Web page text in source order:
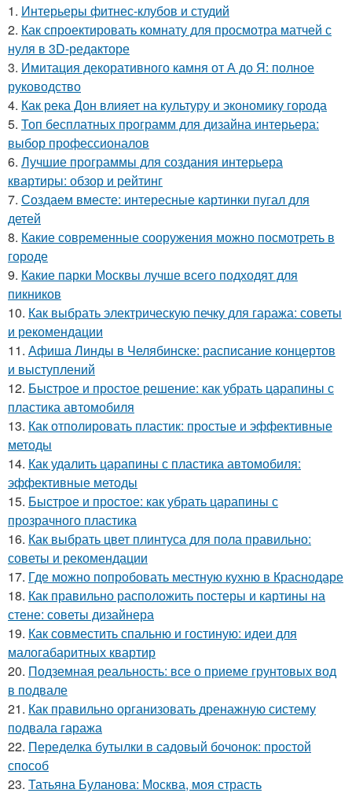
1. Интерьеры фитнес-клубов и студий
2. Как спроектировать комнату для просмотра матчей с
нуля в 3D-редакторе
3. Имитация декоративного камня от А до Я: полное
руководство
4. Как река Дон влияет на культуру и экономику города
5. Топ бесплатных программ для дизайна интерьера:
выбор профессионалов
6. Лучшие программы для создания интерьера
квартиры: обзор и рейтинг
7. Создаем вместе: интересные картинки пугал для
детей
8. Какие современные сооружения можно посмотреть в
городе
9. Какие парки Москвы лучше всего подходят для
пикников
10. Как выбрать электрическую печку для гаража: советы
и рекомендации
11. Афиша Линды в Челябинске: расписание концертов
и выступлений
12. Быстрое и простое решение: как убрать царапины с
пластика автомобиля
13. Как отполировать пластик: простые и эффективные
методы
14. Как удалить царапины с пластика автомобиля:
эффективные методы
15. Быстрое и простое: как убрать царапины с
прозрачного пластика
16. Как выбрать цвет плинтуса для пола правильно:
советы и рекомендации
17. Где можно попробовать местную кухню в Краснодаре
18. Как правильно расположить постеры и картины на
стене: советы дизайнера
19. Как совместить спальню и гостиную: идеи для
малогабаритных квартир
20. Подземная реальность: все о приеме грунтовых вод
в подвале
21. Как правильно организовать дренажную систему
подвала гаража
22. Переделка бутылки в садовый бочонок: простой
способ
23. Татьяна Буланова: Москва, моя страсть